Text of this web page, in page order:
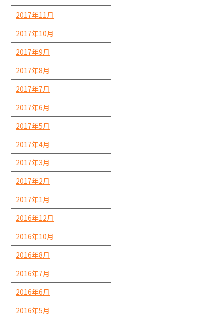
2017年11月
2017年10月
2017年9月
2017年8月
2017年7月
2017年6月
2017年5月
2017年4月
2017年3月
2017年2月
2017年1月
2016年12月
2016年10月
2016年8月
2016年7月
2016年6月
2016年5月